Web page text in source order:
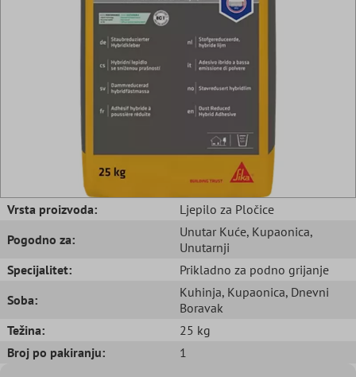
Vrsta proizvoda:
Ljepilo za Pločice
Pogodno za:
Unutar Kuće, Kupaonica,
Unutarnji
Specijalitet:
Prikladno za podno grijanje
Soba:
Kuhinja, Kupaonica, Dnevni
Boravak
Težina:
25 kg
Broj po pakiranju:
1